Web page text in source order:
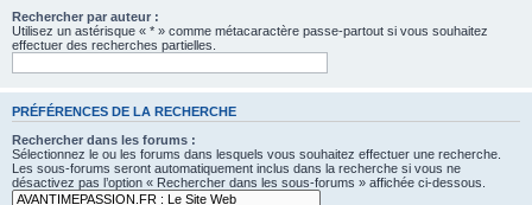
Rechercher par auteur :
Utilisez un astérisque « * » comme métacaractère passe-partout si vous souhaitez
effectuer des recherches partielles.
PRÉFÉRENCES DE LA RECHERCHE
Rechercher dans les forums :
Sélectionnez le ou les forums dans lesquels vous souhaitez effectuer une recherche.
Les sous-forums seront automatiquement inclus dans la recherche si vous ne
désactivez pas l’option « Rechercher dans les sous-forums » affichée ci-dessous.